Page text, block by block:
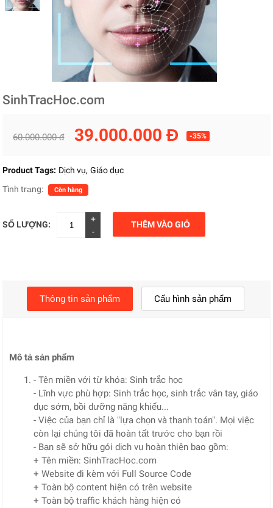
SinhTracHoc.com
60.000.000 đ 39.000.000 Đ -35%
Product Tags: Dịch vụ Giáo dục
Tình trạng:
Còn hàng
SỐ LƯỢNG:
+
-
THÊM VÀO GIỎ
Thông tin sản phẩm Cấu hình sản phẩm
Mô tả sản phẩm
- Tên miền với từ khóa: Sinh trắc học
- Lĩnh vực phù hợp: Sinh trắc học, sinh trắc vân tay, giáo
dục sớm, bồi dưỡng năng khiếu...
- Việc của bạn chỉ là "lựa chọn và thanh toán". Mọi việc
còn lại chúng tôi đã hoàn tất trước cho bạn rồi
- Bạn sẽ sở hữu gói dịch vụ hoàn thiện bao gồm:
+ Tên miền: SinhTracHoc.com
+ Website đi kèm với Full Source Code
+ Toàn bộ content hiện có trên website
+ Toàn bộ traffic khách hàng hiện có